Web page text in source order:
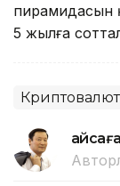
пирамидасын
5 жылға